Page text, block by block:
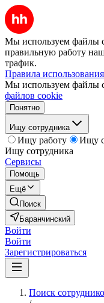
Мы используем файлы
правильную работу
трафик.
Правила
Мы используем файлы
файлов cookie
Понятно
Ищу сотрудника
Ищу работу
Ищу
Ищу сотрудника
Сервисы
Помощь
Ещё
Поиск
Баранчинский
Войти
Войти
Зарегистрироваться
Поиск